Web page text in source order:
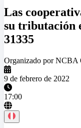
Las
su tributación
31335
Organizado por NCBA
9 de febrero de 2022
17:00